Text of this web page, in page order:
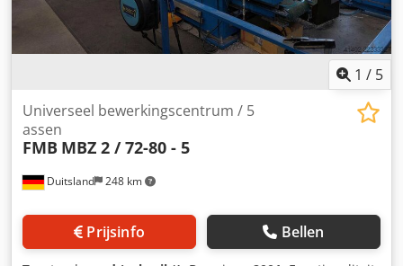
1 / 5
Duitsland 248 km
Universeel bewerkingscentrum / 5
assen
FMB MBZ 2 / 72-80 - 5
Prijsinfo Bellen